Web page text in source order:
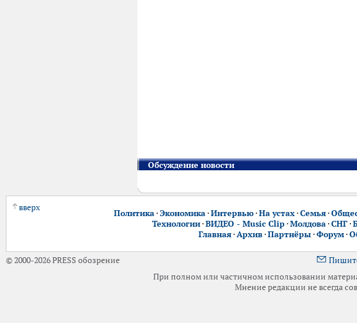
Обсуждение новости
вверх
Политика·Экономика·Интервью·На устах·Семья·
Технологии·ВИДЕО - Music Clip ·Молдова·СНГ·
Главная·Архив·Партнёры·Форум·
© 2000-2026 PRESS обозрение
При полном или частичном использовании
Мнение редакции не всегда